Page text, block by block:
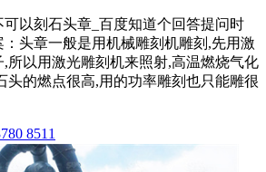
以刻石头章_百度知道个回答提问时
：头章一般是用机械雕刻机雕刻,先用激
所以用激光雕刻机来照射,高温燃烧气化
头的燃点很高,用的功率雕刻也只能雕很
8511